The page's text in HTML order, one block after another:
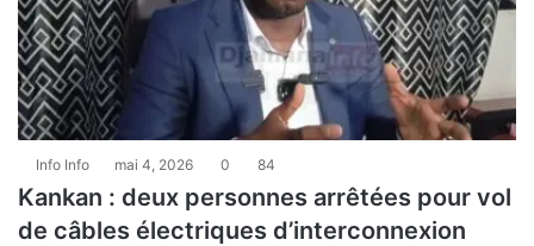
Info Info mai 4, 2026 0 84
Kankan : deux personnes arrêtées pour vol
de câbles électriques d’interconnexion